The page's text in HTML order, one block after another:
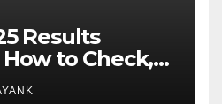
Results
to Check,
Toppers